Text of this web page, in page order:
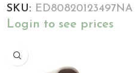
SKU: ED80820123497NA
Login to see prices